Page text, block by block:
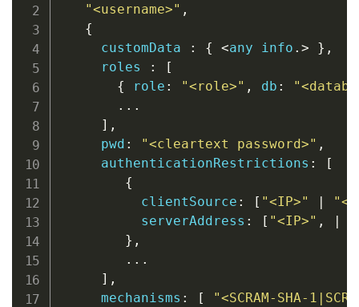
"<username>" ,
{
     customData
: { <any info . > } ,
     roles
:
[
{ role : "<role>" , db :
. . .
] ,
     pwd
: "<cleartext password>" ,
     authenticationRestrictions
:
[
{
          clientSource
: [ "<IP>" |
          serverAddress
: [ "<IP>" , |
} ,
. . .
] ,
     mechanisms
: [
"<SCRAM-SHA-